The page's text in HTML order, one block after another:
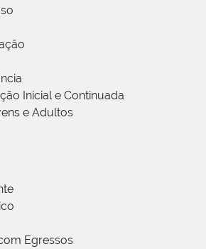
Inicial e Continuada
e Adultos
Egressos